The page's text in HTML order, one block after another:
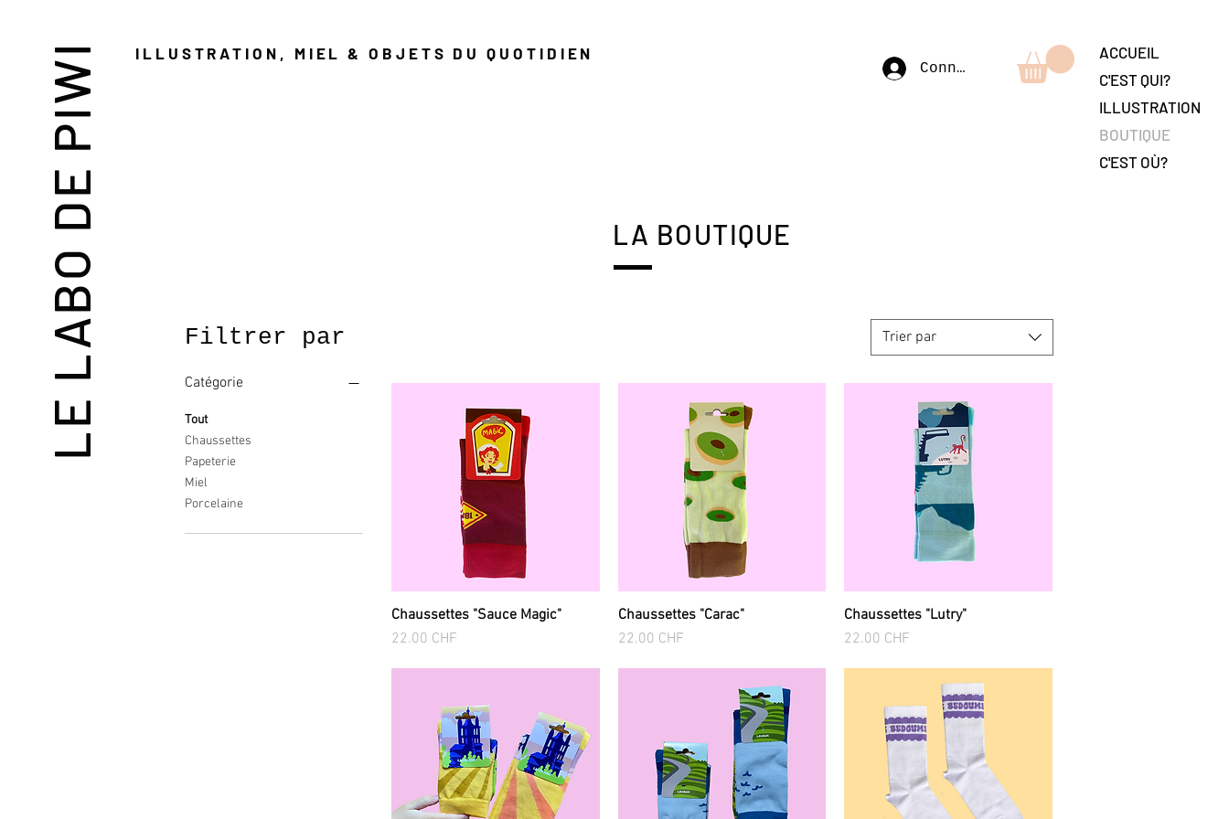
LE LABO DE PIWI
ACCUEIL
C'EST QUI?
ILLUSTRATION
BOUTIQUE
C'EST OÙ?
ILLUSTRATION, MIEL & OBJETS DU QUOTIDIEN
Connexion
LA BOUTIQUE
Filtrer par
Catégorie
Tout
Chaussettes
Papeterie
Miel
Porcelaine
Trier par
Aperçu rapide
Chaussettes "Sauce Magic"
Prix
22.00 CHF
Aperçu rapide
Chaussettes "Carac"
Prix
22.00 CHF
Aperçu rapide
Chaussettes "Lutry"
Prix
22.00 CHF